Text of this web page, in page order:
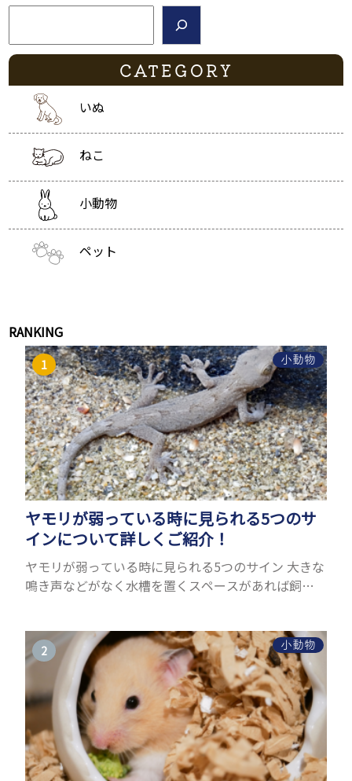
検索
CATEGORY
いぬ
ねこ
小動物
ペット
RANKING
小動物
ヤモリが弱っている時に見られる5つのサ
インについて詳しくご紹介！
ヤモリが弱っている時に見られる5つのサイン 大きな
鳴き声などがなく水槽を置くスペースがあれば飼う
でしょうか...
小動物